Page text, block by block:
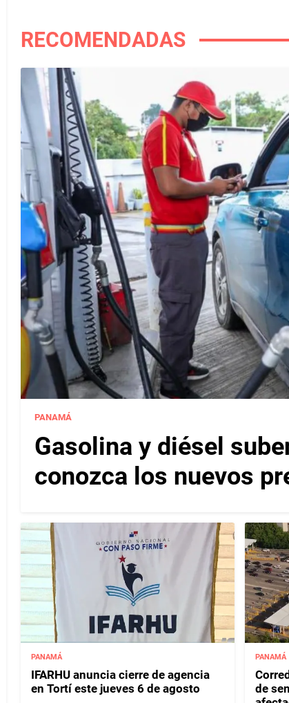
RECOMENDADAS
PANAMÁ
Gasolina y diésel
conozca los nuevos
PANAMÁ
IFARHU anuncia cierre de agencia
en Tortí este jueves 6 de agosto
PANAMÁ
de